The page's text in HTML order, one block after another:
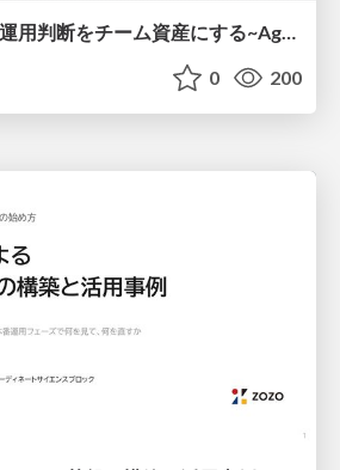
DevOps Agentで運用判断をチーム資産にする ~Agent InstructionsとAgent Skillを継続的に育てる~
0 200